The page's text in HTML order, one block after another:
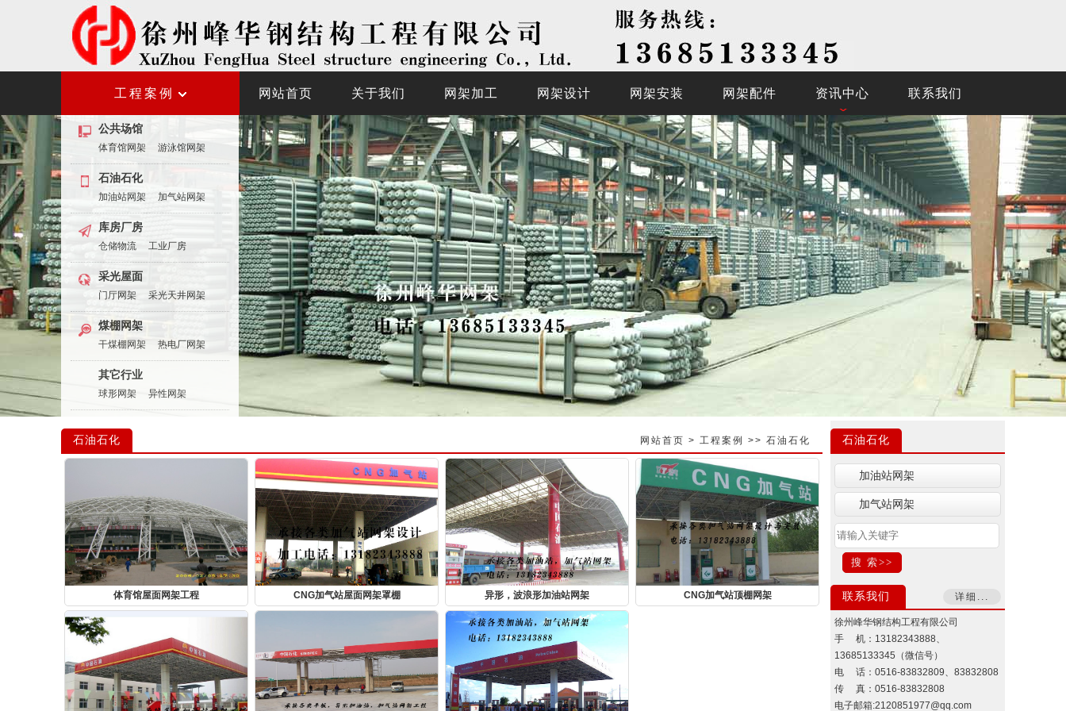
工程案例
公共场馆
体育馆网架 游泳馆网架
石油石化
加油站网架 加气站网架
库房厂房
仓储物流 工业厂房
采光屋面
门厅网架 采光天井网架
煤棚网架
干煤棚网架 热电厂网架
其它行业
球形网架 异性网架
网站首页 关于我们 网架加工 网架设计 网架安装 网架配件 资讯中心 联系我们
石油石化 网站首页 > 工程案例 >> 石油石化
体育馆屋面网架工程 CNG加气站屋面网架罩棚 异形，波浪形加油站网架 CNG加气站顶棚网架
石油石化
加油站网架
加气站网架
联系我们 详细...
徐州峰华钢结构工程有限公司
手 机：13182343888、
13685133345（微信号）
电 话：0516-83832809、83832808
传 真：0516-83832808
电子邮箱:2120851977@qq.com